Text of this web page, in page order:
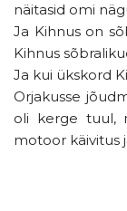
näitasid omi
Ja Kihnus on
Kihnus
Ja kui ükskord
Orjakusse
oli kerge tuul,
motoor käivitus